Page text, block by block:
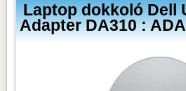
Laptop dokkoló Dell
Adapter DA310 :